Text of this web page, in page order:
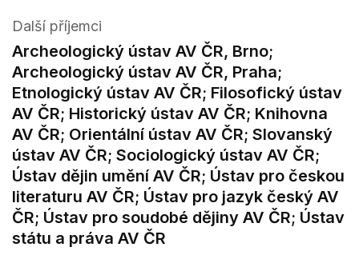
Další příjemci
Archeologický ústav AV ČR, Brno;
Archeologický ústav AV ČR, Praha;
Etnologický ústav AV ČR; Filosofický ústav
AV ČR; Historický ústav AV ČR; Knihovna
AV ČR; Orientální ústav AV ČR; Slovanský
ústav AV ČR; Sociologický ústav AV ČR;
Ústav dějin umění AV ČR; Ústav pro českou
literaturu AV ČR; Ústav pro jazyk český AV
ČR; Ústav pro soudobé dějiny AV ČR; Ústav
státu a práva AV ČR